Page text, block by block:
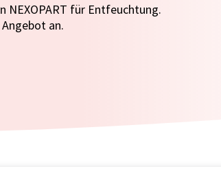
für Entfeuchtung.
an.